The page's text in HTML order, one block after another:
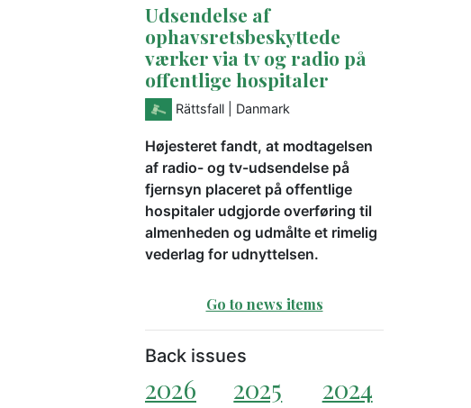
Udsendelse af
ophavsretsbeskyttede
værker via tv og radio på
offentlige hospitaler
Rättsfall | Danmark
Højesteret fandt, at modtagelsen
af radio- og tv-udsendelse på
fjernsyn placeret på offentlige
hospitaler udgjorde overføring til
almenheden og udmålte et rimelig
vederlag for udnyttelsen.
Go to news items
Back issues
2026 2025
2024